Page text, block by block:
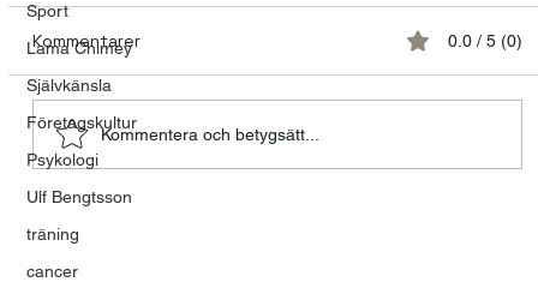
Sport
Lama Chimey
Självkänsla
Företagskultur
Psykologi
Ulf Bengtsson
träning
cancer
Modet att våga vara mänsklig
Kommentarer 0.0 / 5 (0)
Kommentera och betygsätt...